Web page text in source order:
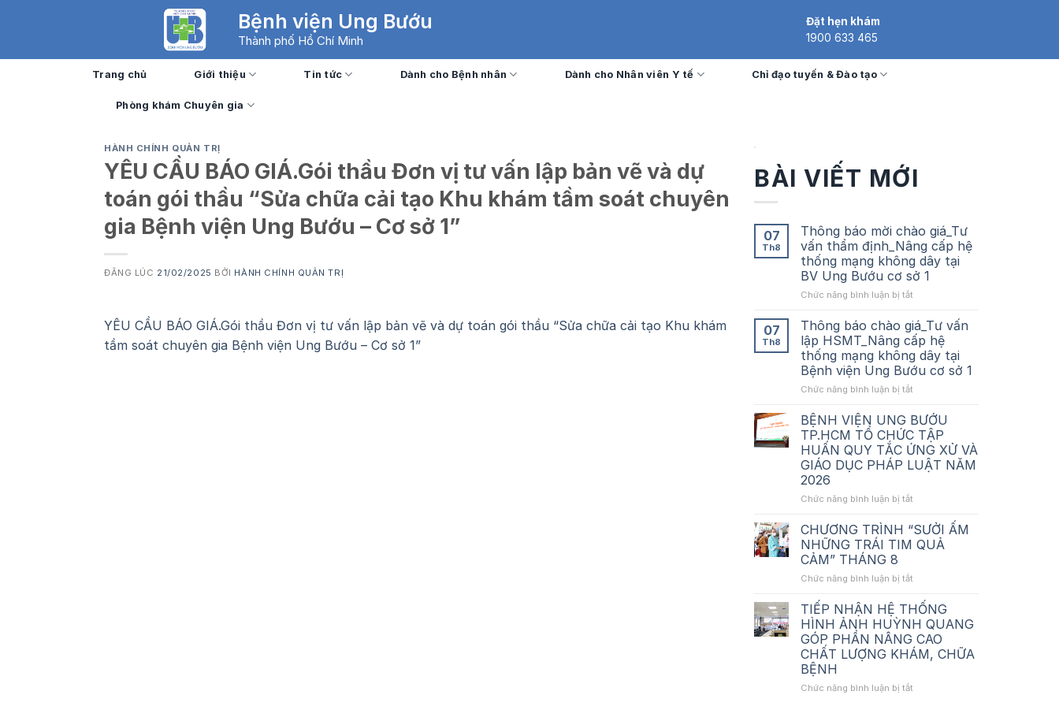
Bệnh viện Ung Bướu
Thành phố Hồ Chí Minh
Đặt hẹn khám
1900 633 465
Trang chủ Giới thiệu Tin tức Dành cho Bệnh nhân Dành cho Nhân viên Y tế Chỉ đạo tuyến & Đào tạo
Phòng khám Chuyên gia
HÀNH CHÍNH QUẢN TRỊ
YÊU CẦU BÁO GIÁ.Gói thầu Đơn vị tư vấn lập bản vẽ và dự
toán gói thầu “Sửa chữa cải tạo Khu khám tầm soát chuyên
gia Bệnh viện Ung Bướu – Cơ sở 1”
ĐĂNG LÚC 21/02/2025 BỞI HÀNH CHÍNH QUẢN TRỊ
YÊU CẦU BÁO GIÁ.Gói thầu Đơn vị tư vấn lập bản vẽ và dự toán gói thầu “Sửa chữa cải tạo Khu khám
tầm soát chuyên gia Bệnh viện Ung Bướu – Cơ sở 1”
BÀI VIẾT MỚI
07
Th8
Thông báo mời chào giá_Tư
vấn thẩm định_Nâng cấp hệ
thống mạng không dây tại
BV Ung Bướu cơ sở 1
Chức năng bình luận bị tắt
báo
mời
chào
giá_Tư
vấn
cấp
hệ
thống
mạng
không
Bướu
cơ
07
Th8
Thông báo chào giá_Tư vấn
lập HSMT_Nâng cấp hệ
thống mạng không dây tại
Bệnh viện Ung Bướu cơ sở 1
Chức năng bình luận bị tắt
báo
chào
giá_Tư
vấn
lập
thống
mạng
không
viện
Ung
Bướu
cơ
sở
BỆNH VIỆN UNG BƯỚU
TP.HCM TỔ CHỨC TẬP
HUẤN QUY TẮC ỨNG XỬ VÀ
GIÁO DỤC PHÁP LUẬT NĂM
2026
Chức năng bình luận bị tắt
VIỆN
UNG
BƯỚU
TẬP
HUẤN
QUY
TẮC
ỨNG
CHƯƠNG TRÌNH “SƯỞI ẤM
NHỮNG TRÁI TIM QUẢ
CẢM” THÁNG 8
Chức năng bình luận bị tắt
TRÌNH
“SƯỞI
ẤM
NHỮNG
TRÁI
TIẾP NHẬN HỆ THỐNG
HÌNH ẢNH HUỲNH QUANG
GÓP PHẦN NÂNG CAO
CHẤT LƯỢNG KHÁM, CHỮA
BỆNH
Chức năng bình luận bị tắt